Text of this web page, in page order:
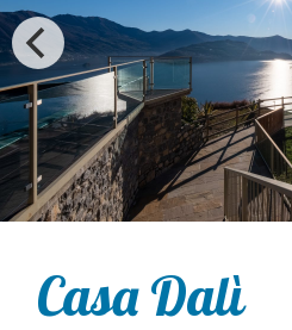
Casa Dalì